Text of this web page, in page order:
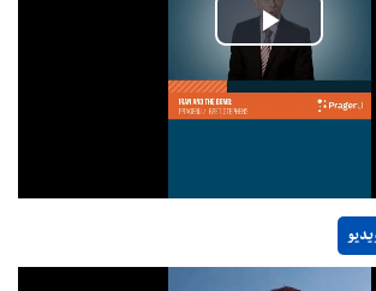
Play
Video